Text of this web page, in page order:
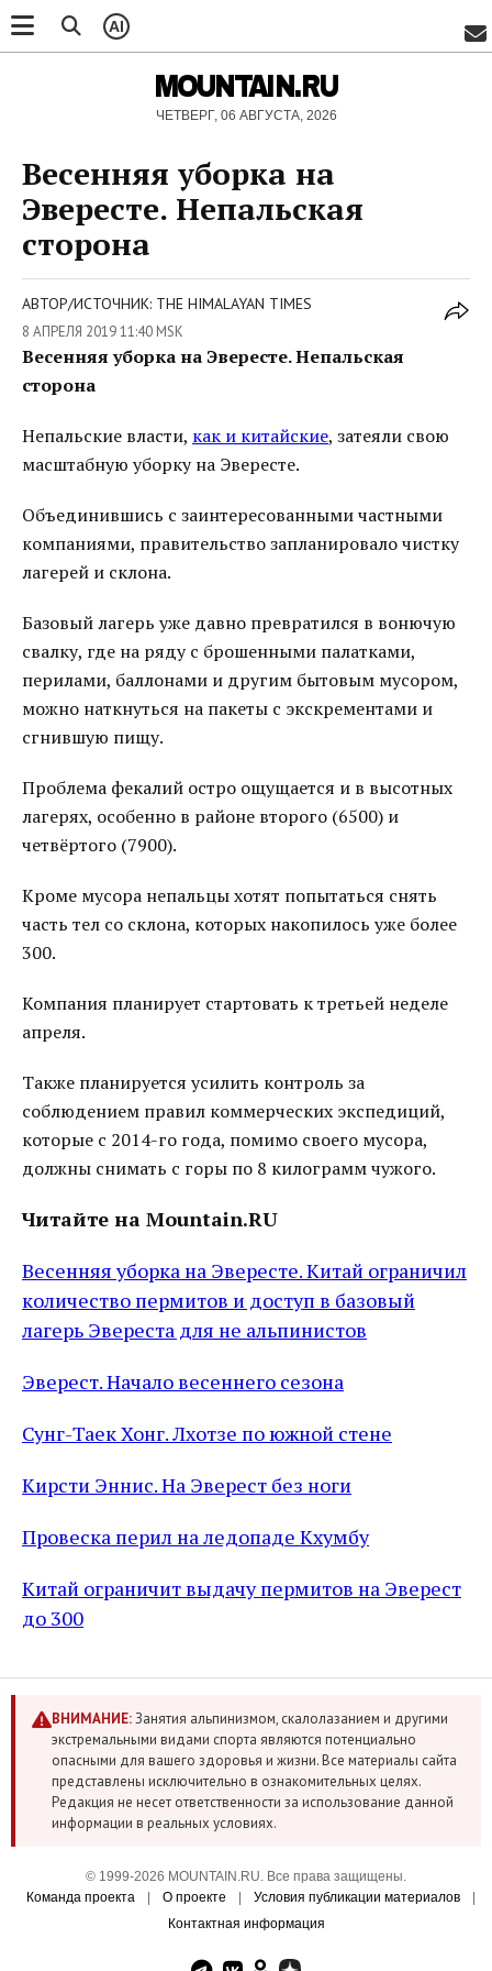
AI
MOUNTAIN.RU
ЧЕТВЕРГ, 06 АВГУСТА, 2026
Весенняя уборка на
Эвересте. Непальская
сторона
АВТОР/ИСТОЧНИК: THE HIMALAYAN TIMES
8 АПРЕЛЯ 2019 11:40 MSK
Весенняя уборка на Эвересте. Непальская
сторона
Непальские власти, как и китайские, затеяли свою
масштабную уборку на Эвересте.
Объединившись с заинтересованными частными
компаниями, правительство запланировало чистку
лагерей и склона.
Базовый лагерь уже давно превратился в вонючую
свалку, где на ряду с брошенными палатками,
перилами, баллонами и другим бытовым мусором,
можно наткнуться на пакеты с экскрементами и
сгнившую пищу.
Проблема фекалий остро ощущается и в высотных
лагерях, особенно в районе второго (6500) и
четвёртого (7900).
Кроме мусора непальцы хотят попытаться снять
часть тел со склона, которых накопилось уже более
300.
Компания планирует стартовать к третьей неделе
апреля.
Также планируется усилить контроль за
соблюдением правил коммерческих экспедиций,
которые с 2014-го года, помимо своего мусора,
должны снимать с горы по 8 килограмм чужого.
Читайте на Mountain.RU
Весенняя уборка на Эвересте. Китай ограничил
количество пермитов и доступ в базовый
лагерь Эвереста для не альпинистов
Эверест. Начало весеннего сезона
Сунг-Таек Хонг. Лхотзе по южной стене
Кирсти Эннис. На Эверест без ноги
Провеска перил на ледопаде Кхумбу
Китай ограничит выдачу пермитов на Эверест
до 300
ВНИМАНИЕ:Занятия альпинизмом, скалолазанием и другими
экстремальными видами спорта являются потенциально
опасными для вашего здоровья и жизни. Все материалы сайта
представлены исключительно в ознакомительных целях.
Редакция не несет ответственности за использование данной
информации в реальных условиях.
© 1999-2026 MOUNTAIN.RU. Все права защищены.
Команда проекта
О проекте Условия публикации материалов
Контактная информация